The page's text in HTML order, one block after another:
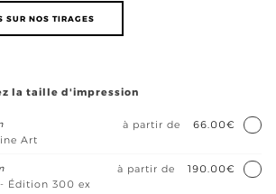
SUR NOS TIRAGES
la taille d'impression
à partir de
66.00€
Art
à partir de
190.00€
Édition 300 ex